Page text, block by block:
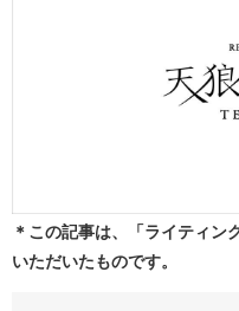
＊この記事は、「ライティン
いただいたものです。